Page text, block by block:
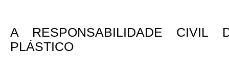
A RESPONSABILIDADE CIVIL
PLÁSTICO